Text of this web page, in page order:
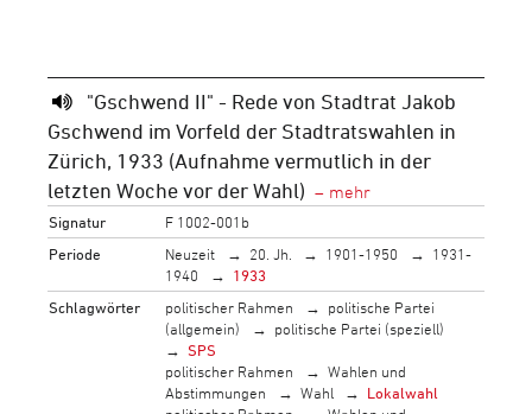
"Gschwend II" - Rede von Stadtrat Jakob
Gschwend im Vorfeld der Stadtratswahlen in
Zürich, 1933 (Aufnahme vermutlich in der
letzten Woche vor der Wahl)
Signatur
F 1002-001b
Periode
Neuzeit 20. Jh. 1901-1950
1931-
1940
1933
Schlagwörter
politischer Rahmen
politische Partei
(allgemein)
politische Partei (speziell)
SPS
politischer Rahmen
Wahlen und
Abstimmungen
Wahl
Lokalwahl